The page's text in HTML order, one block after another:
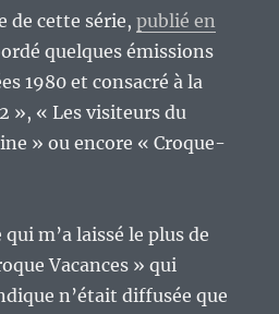
de cette série,publié en
quelques émissions
1980 et consacré à la
», « Les visiteurs du
» ou encore « Croque-
m’a laissé le plus de
Vacances » qui
n’était diffusée que